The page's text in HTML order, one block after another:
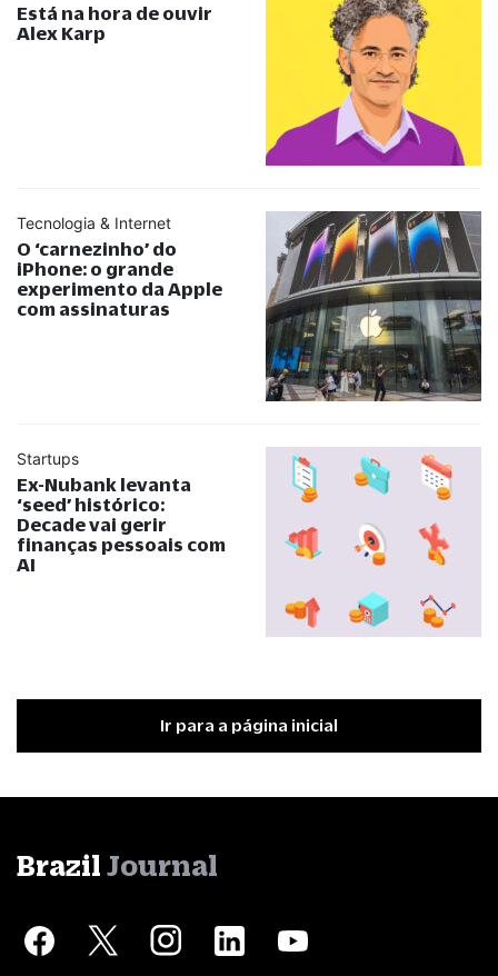
Está na hora de ouvir
Alex Karp
Tecnologia & Internet
O ‘carnezinho’ do
iPhone: o grande
experimento da Apple
com assinaturas
Startups
Ex-Nubank levanta
‘seed’ histórico:
Decade vai gerir
finanças pessoais com
AI
Ir para a página inicial
Brazil Journal